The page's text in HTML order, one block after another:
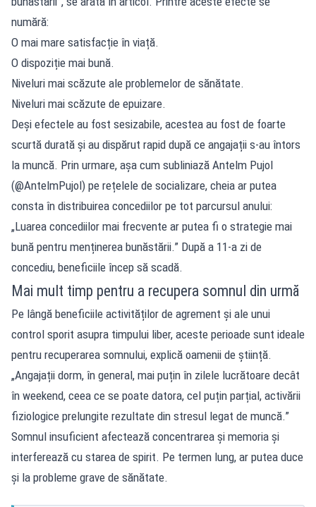
numără:
O mai mare satisfacție în viață.
O dispoziție mai bună.
Niveluri mai scăzute ale problemelor de sănătate.
Niveluri mai scăzute de epuizare.
Deși efectele au fost sesizabile, acestea au fost de foarte
scurtă durată și au dispărut rapid după ce angajații s-au întors
la muncă. Prin urmare, așa cum subliniază Antelm Pujol
(@AntelmPujol) pe rețelele de socializare, cheia ar putea
consta în distribuirea concediilor pe tot parcursul anului:
„Luarea concediilor mai frecvente ar putea fi o strategie mai
bună pentru menținerea bunăstării.” După a 11-a zi de
concediu, beneficiile încep să scadă.
Mai mult timp pentru a recupera somnul din urmă
Pe lângă beneficiile activităților de agrement și ale unui
control sporit asupra timpului liber, aceste perioade sunt ideale
pentru recuperarea somnului, explică oamenii de știință.
„Angajații dorm, în general, mai puțin în zilele lucrătoare decât
în ​​weekend, ceea ce se poate datora, cel puțin parțial, activării
fiziologice prelungite rezultate din stresul legat de muncă.”
Somnul insuficient afectează concentrarea și memoria și
interferează cu starea de spirit. Pe termen lung, ar putea duce
și la probleme grave de sănătate.